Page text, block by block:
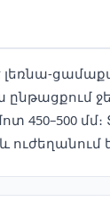
լեռնա-
450–500
ուժեղանում